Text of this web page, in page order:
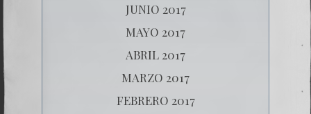
JUNIO 2017
MAYO 2017
ABRIL 2017
MARZO 2017
FEBRERO 2017